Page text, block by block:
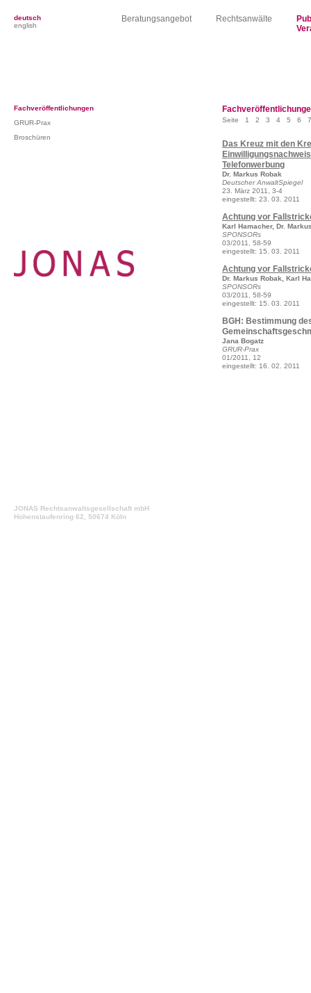
deutsch
english
Beratungsangebot Rechtsanwälte
Fachveröffentlichungen
GRUR-Prax
Broschüren
Seite 1 2 3 4 5 6 7
Das Kreuz mit den
Telefonwerbung
Dr. Markus Robak
Deutscher AnwaltSpiegel
23. März 2011, 3-4
eingestellt: 23. 03. 2011
Achtung vor
Karl Hamacher, Dr.
SPONSORs
03/2011, 58-59
eingestellt: 15. 03. 2011
Achtung vor
Dr. Markus Robak, Karl
SPONSORs
03/2011, 58-59
eingestellt: 15. 03. 2011
BGH: Bestimmung
Jana Bogatz
GRUR-Prax
01/2011, 12
eingestellt: 16. 02. 2011
JONAS Rechtsanwaltsgesellschaft mbH
Hohenstaufenring 62, 50674 Köln